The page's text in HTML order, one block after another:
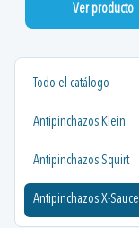
Todo el catálogo
Antipinchazos Klein
Antipinchazos Squirt
Antipinchazos X-Sauce
Ver producto